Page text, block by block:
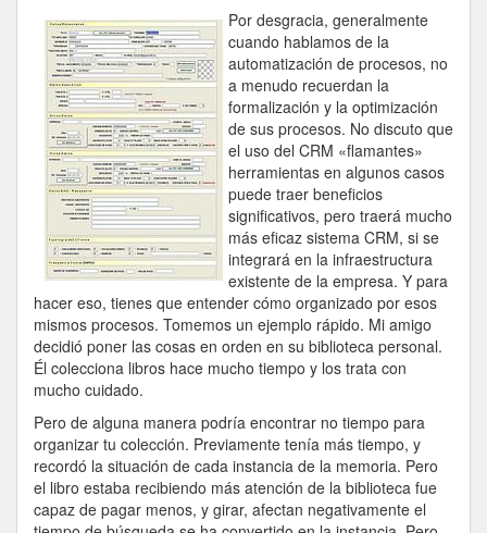
Automatización
De
Procesos:
Desde
Libros
A
Un
Negocio
Real
Por desgracia, generalmente
cuando hablamos de la
automatización de procesos, no
a menudo recuerdan la
formalización y la optimización
de sus procesos. No discuto que
el uso del CRM «flamantes»
herramientas en algunos casos
puede traer beneficios
significativos, pero traerá mucho
más eficaz sistema CRM, si se
integrará en la infraestructura
existente de la empresa. Y para
hacer eso, tienes que entender cómo organizado por esos
mismos procesos. Tomemos un ejemplo rápido. Mi amigo
decidió poner las cosas en orden en su biblioteca personal.
Él colecciona libros hace mucho tiempo y los trata con
mucho cuidado.
Pero de alguna manera podría encontrar no tiempo para
organizar tu colección. Previamente tenía más tiempo, y
recordó la situación de cada instancia de la memoria. Pero
el libro estaba recibiendo más atención de la biblioteca fue
capaz de pagar menos, y girar, afectan negativamente el